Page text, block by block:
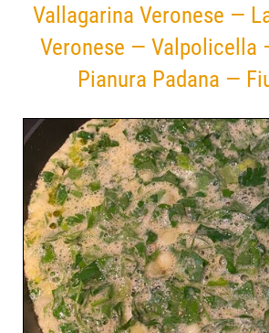
Vallagarina Veronese —
Veronese — Valpolicella
Pianura Padana —